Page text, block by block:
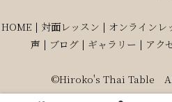
HOME | 対面レッスン | オンラインレ
声 | ブログ | ギャラリー | アク
©Hiroko's Thai Table